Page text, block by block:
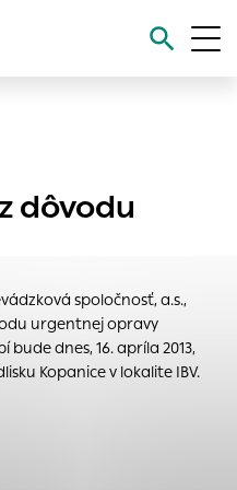
dôvodu
spoločnosť, a.s.,
urgentnej opravy
dnes, 16. apríla 2013,
Kopanice v lokalite IBV.
webové stránky môžu
a preferenciách.
aby sa uložila Vaša
chcete povoliť
nevyhnutné a